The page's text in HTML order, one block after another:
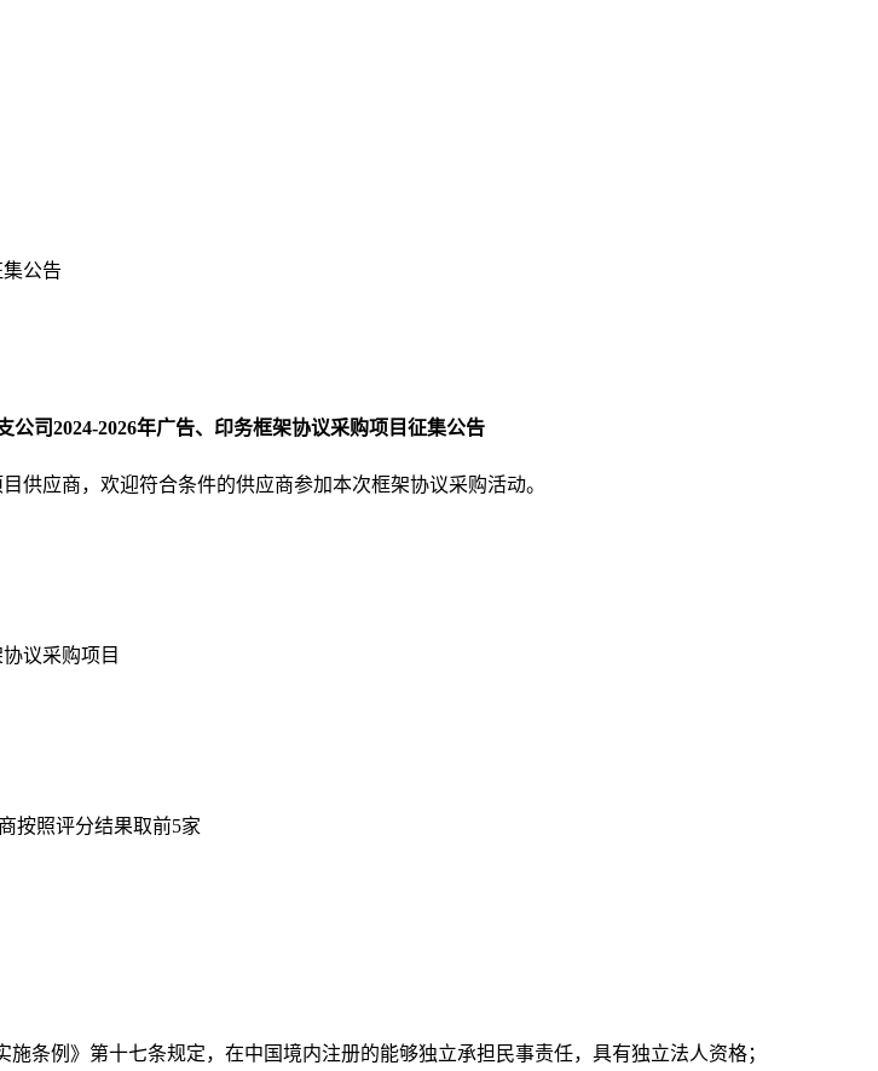
公告
司2024-2026年广告、印务框架协议采购项目征集公告
供应商，欢迎符合条件的供应商参加本次框架协议采购活动。
议采购项目
按照评分结果取前5家
条例》第十七条规定，在中国境内注册的能够独立承担民事责任，具有独立法人资格；